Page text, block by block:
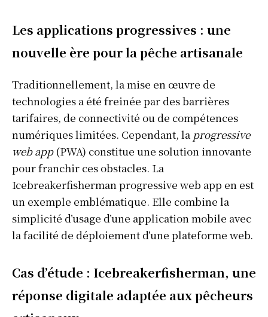
Les applications progressives : une
nouvelle ère pour la pêche artisanale
Traditionnellement, la mise en œuvre de
technologies a été freinée par des barrières
tarifaires, de connectivité ou de compétences
numériques limitées. Cependant, la progressive
web app(PWA) constitue une solution innovante
pour franchir ces obstacles. La
Icebreakerfisherman progressive web app en est
un exemple emblématique. Elle combine la
simplicité d’usage d’une application mobile avec
la facilité de déploiement d’une plateforme web.
Cas d’étude : Icebreakerfisherman, une
réponse digitale adaptée aux pêcheurs